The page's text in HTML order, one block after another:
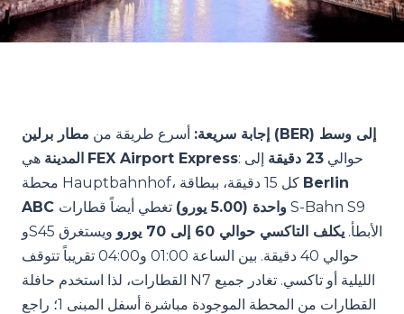
إجابة سريعة: أسرع طريقة من مطار برلين (BER) إلى وسط
المدينة FEX Airport Express : حوالي 23 دقيقة
إلى
Berlin
ABC واحدة (5.00 يورو)
تغطي أيضاً قطارات S-Bahn S9
وS45 الأبطأ. يكلف التاكسي حوالي 60 إلى 70 يورو
ويستغرق
حوالي 40 دقيقة. بين الساعة 01:00 و04:00 تقريباً تتوقف
القطارات، لذا استخدم حافلة N7 الليلية أو تاكسي. تغادر جميع
القطارات من المحطة الموجودة مباشرة أسفل المبنى 1؛ راجع